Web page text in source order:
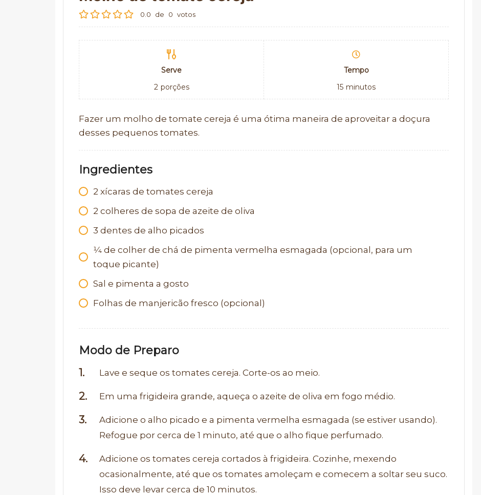
0.0 de 0 votos
Serve
2 porções
Tempo
15 minutos
Fazer um molho de tomate cereja é uma ótima maneira de aproveitar a doçura
desses pequenos tomates.
Ingredientes
2 xícaras de tomates cereja
2 colheres de sopa de azeite de oliva
3 dentes de alho picados
1⁄4 de colher de chá de pimenta vermelha esmagada (opcional, para um
toque picante)
Sal e pimenta a gosto
Folhas de manjericão fresco (opcional)
Modo de Preparo
Lave e seque os tomates cereja. Corte-os ao meio.
Em uma frigideira grande, aqueça o azeite de oliva em fogo médio.
Adicione o alho picado e a pimenta vermelha esmagada (se estiver usando).
Refogue por cerca de 1 minuto, até que o alho fique perfumado.
Adicione os tomates cereja cortados à frigideira. Cozinhe, mexendo
ocasionalmente, até que os tomates amoleçam e comecem a soltar seu suco.
Isso deve levar cerca de 10 minutos.